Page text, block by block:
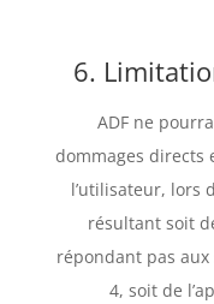
6.
ADF ne
dommages directs
l’utilisateur, lors
résultant soit
répondant pas
4, soit de